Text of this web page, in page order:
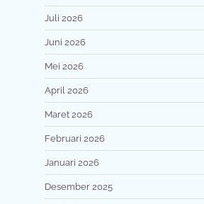
Juli 2026
Juni 2026
Mei 2026
April 2026
Maret 2026
Februari 2026
Januari 2026
Desember 2025